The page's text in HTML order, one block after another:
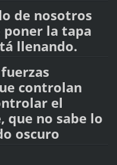
de nosotros
poner la tapa
llenando.
controlan
el
que no sabe lo
oscuro